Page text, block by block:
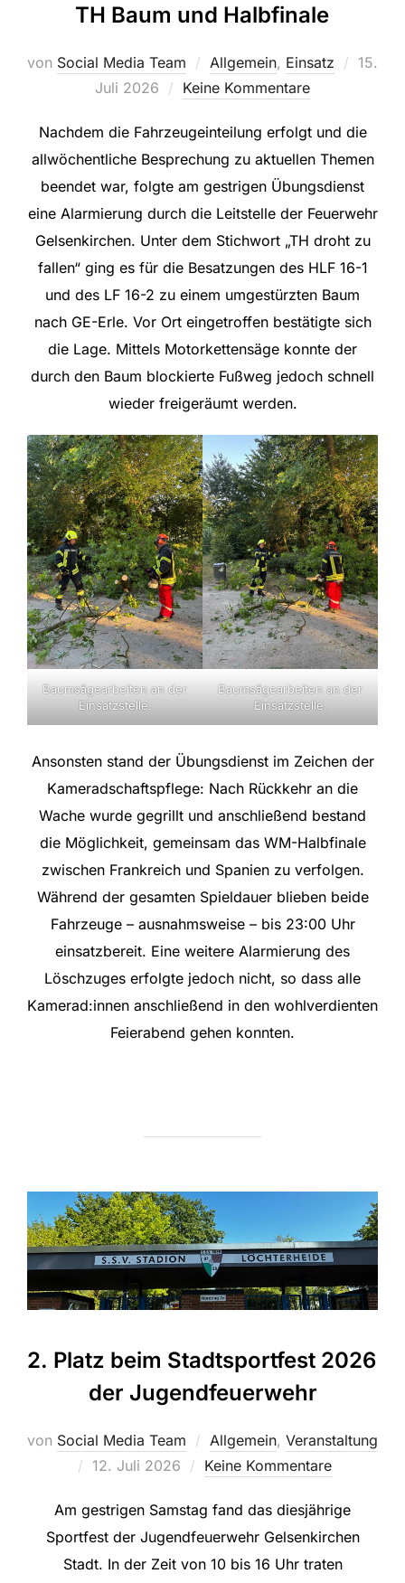
TH Baum und Halbfinale
von Social Media Team Allgemein, Einsatz
15.
Juli 2026
Keine Kommentare
Nachdem die Fahrzeugeinteilung erfolgt und die
allwöchentliche Besprechung zu aktuellen Themen
beendet war, folgte am gestrigen Übungsdienst
eine Alarmierung durch die Leitstelle der Feuerwehr
Gelsenkirchen. Unter dem Stichwort „TH droht zu
fallen“ ging es für die Besatzungen des HLF 16-1
und des LF 16-2 zu einem umgestürzten Baum
nach GE-Erle. Vor Ort eingetroffen bestätigte sich
die Lage. Mittels Motorkettensäge konnte der
durch den Baum blockierte Fußweg jedoch schnell
wieder freigeräumt werden.
Baumsägearbeiten an der
Einsatzstelle.
Baumsägearbeiten an der
Einsatzstelle.
Ansonsten stand der Übungsdienst im Zeichen der
Kameradschaftspflege: Nach Rückkehr an die
Wache wurde gegrillt und anschließend bestand
die Möglichkeit, gemeinsam das WM-Halbfinale
zwischen Frankreich und Spanien zu verfolgen.
Während der gesamten Spieldauer blieben beide
Fahrzeuge – ausnahmsweise – bis 23:00 Uhr
einsatzbereit. Eine weitere Alarmierung des
Löschzuges erfolgte jedoch nicht, so dass alle
Kamerad:innen anschließend in den wohlverdienten
Feierabend gehen konnten.
2. Platz beim Stadtsportfest 2026
der Jugendfeuerwehr
von Social Media Team Allgemein, Veranstaltung
Veröffentlicht
12. Juli 2026 Keine Kommentare
Am gestrigen Samstag fand das diesjährige
Sportfest der Jugendfeuerwehr Gelsenkirchen
Stadt. In der Zeit von 10 bis 16 Uhr traten